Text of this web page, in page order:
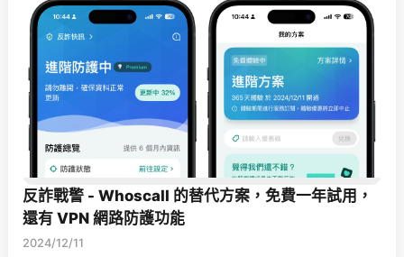
反詐戰警 - Whoscall 的替代方案，免費一年試用，
還有 VPN 網路防護功能
2024/12/11